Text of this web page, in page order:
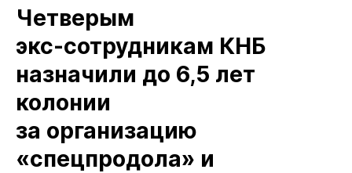
Четверым
экс‑сотрудникам КНБ
назначили до 6,5 лет
колонии
за организацию
«спецпродола» и